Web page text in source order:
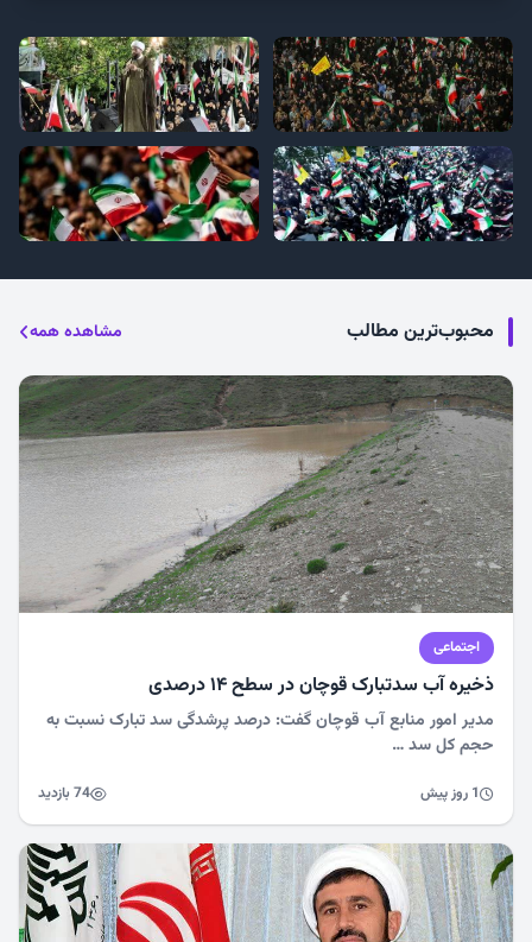
محبوب‌ترین مطالب مشاهده همه
اجتماعی
ذخیره آب سدتبارک قوچان در سطح ۱۴ درصدی
مدیر امور منابع آب قوچان گفت: درصد پرشدگی سد تبارک نسبت به
حجم کل سد …
1 روز پیش 74 بازدید